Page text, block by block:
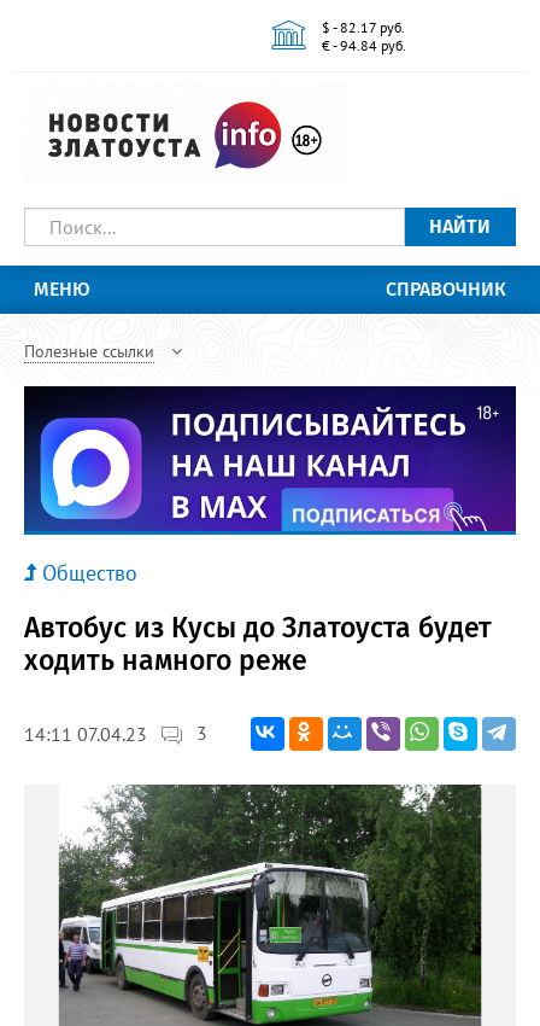
$ - 82.17 руб.
€ - 94.84 руб.
НАЙТИ
МЕНЮ СПРАВОЧНИК
Полезные ссылки
Общество
Автобус из Кусы до Златоуста будет
ходить намного реже
14:11 07.04.23 3